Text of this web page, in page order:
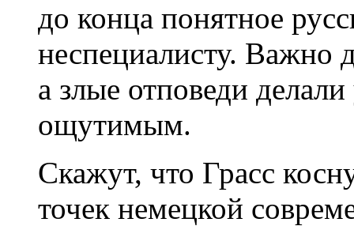
до конца понятное
неспециалисту. Важно
а злые отповеди
ощутимым.
Скажут, что Грасс
точек немецкой